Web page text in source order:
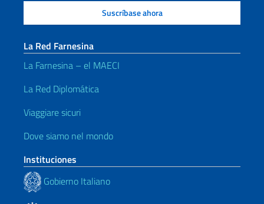
La Red Farnesina
La Farnesina – el MAECI
La Red Diplomática
Viaggiare sicuri
Dove siamo nel mondo
Instituciones
Gobierno Italiano